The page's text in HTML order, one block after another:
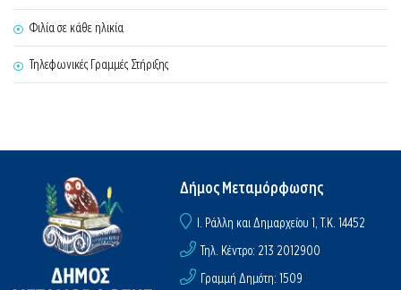
Φιλία σε κάθε ηλικία
Τηλεφωνικές Γραμμές Στήριξης
Δήμος Μεταμόρφωσης
I. Ράλλη και Δημαρχείου 1, Τ.Κ. 14452
Τηλ. Κέντρο: 213 2012900
Γραμμή Δημότη: 1509